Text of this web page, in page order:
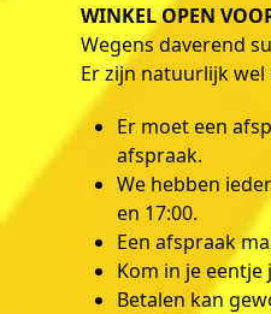
WINKEL OPEN
Wegens daverend
Er zijn natuurlijk
Er moet een
afspraak.
We hebben
en 17:00.
Een afspraak
Kom in je
Betalen kan